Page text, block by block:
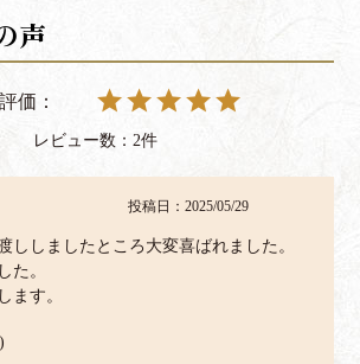
2
投稿日 2025/05/29
ししましたところ大変喜ばれました。
た。
ます。